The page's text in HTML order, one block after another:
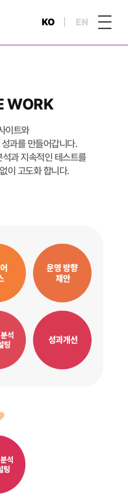
KO EN
WORK
이트와
과를 만들어갑니다.
과 지속적인 테스트를
이 고도화 합니다.